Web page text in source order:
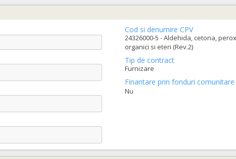
Cod si denumire CPV
24326000-5 - Aldehida, cetona,
organici si eteri (Rev.2)
Tip de contract
Furnizare
Finantare prin fonduri comunitare
Nu